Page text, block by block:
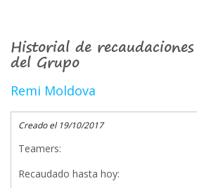
Historial de
del Grupo
Remi Moldova
Creado el 19/10/2017
Teamers:
Recaudado hasta hoy: